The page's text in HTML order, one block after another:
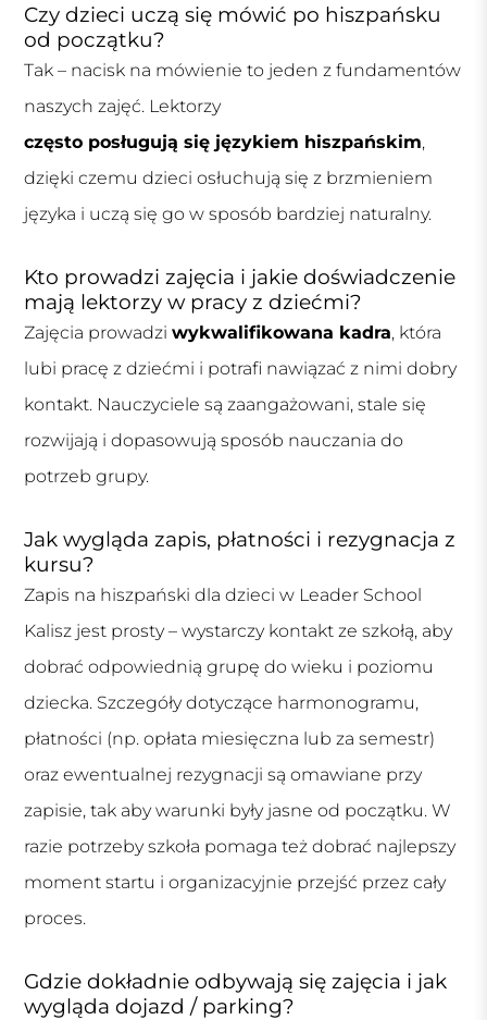
Czy dzieci uczą się mówić po hiszpańsku
od początku?
Tak – nacisk na mówienie to jeden z fundamentów
naszych zajęć. Lektorzy
często posługują się językiem hiszpańskim,
dzięki czemu dzieci osłuchują się z brzmieniem
języka i uczą się go w sposób bardziej naturalny.
Kto prowadzi zajęcia i jakie doświadczenie
mają lektorzy w pracy z dziećmi?
Zajęcia prowadzi wykwalifikowana kadra, która
lubi pracę z dziećmi i potrafi nawiązać z nimi dobry
kontakt. Nauczyciele są zaangażowani, stale się
rozwijają i dopasowują sposób nauczania do
potrzeb grupy.
Jak wygląda zapis, płatności i rezygnacja z
kursu?
Zapis na hiszpański dla dzieci w Leader School
Kalisz jest prosty – wystarczy kontakt ze szkołą, aby
dobrać odpowiednią grupę do wieku i poziomu
dziecka. Szczegóły dotyczące harmonogramu,
płatności (np. opłata miesięczna lub za semestr)
oraz ewentualnej rezygnacji są omawiane przy
zapisie, tak aby warunki były jasne od początku. W
razie potrzeby szkoła pomaga też dobrać najlepszy
moment startu i organizacyjnie przejść przez cały
proces.
Gdzie dokładnie odbywają się zajęcia i jak
wygląda dojazd / parking?